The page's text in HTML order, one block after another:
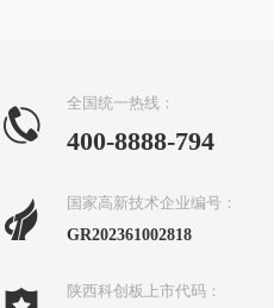
全国统一热线：
400-8888-794
国家高新技术企业编号：
GR202361002818
陕西科创板上市代码：